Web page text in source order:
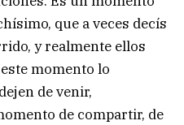
que a veces decís
y realmente ellos
momento lo
de venir,
de compartir, de